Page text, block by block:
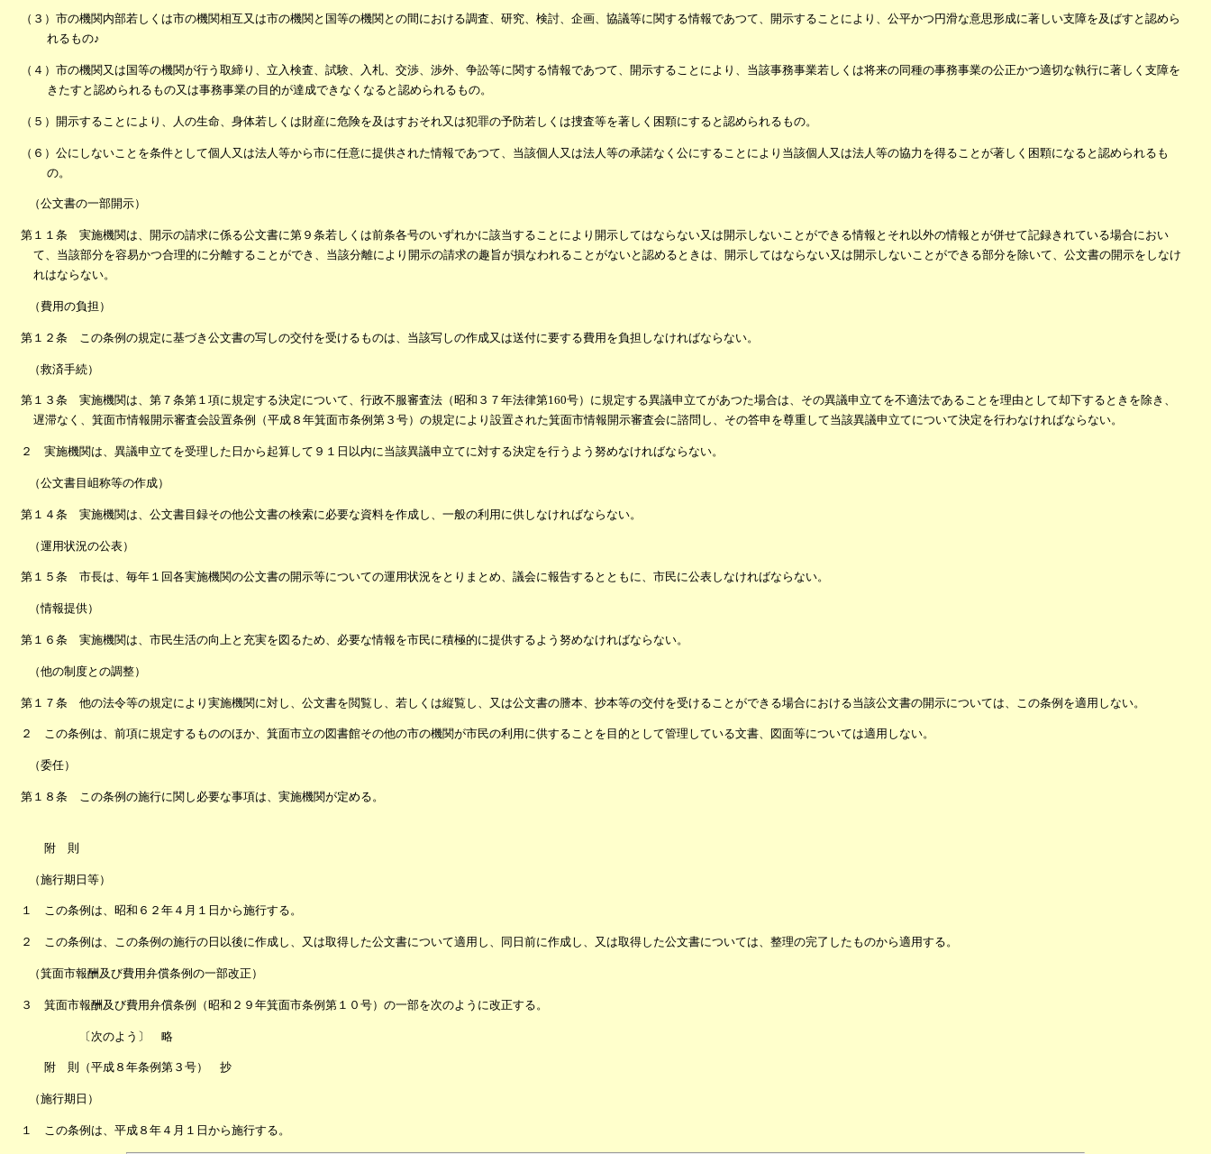
（３）市の機関内部若しくは市の機関相互又は市の機関と国等の機関との間における調査、研究、検討、企画、協議等に関する情報であつて、開示することにより、公平かつ円滑な意思形成に著しい支障を及ばすと認めら
れるもの♪
（４）市の機関又は国等の機関が行う取締り、立入検査、試験、入札、交渉、渉外、争訟等に関する情報であつて、開示することにより、当該事務事業若しくは将来の同種の事務事業の公正かつ適切な執行に著しく支障を
きたすと認められるもの又は事務事業の目的が達成できなくなると認められるもの。
（５）開示することにより、人の生命、身体若しくは財産に危険を及はすおそれ又は犯罪の予防若しくは捜査等を著しく困顆にすると認められるもの。
（６）公にしないことを条件として個人又は法人等から市に任意に提供された情報であつて、当該個人又は法人等の承諾なく公にすることにより当該個人又は法人等の協力を得ることが著しく困顆になると認められるも
の。
（公文書の一部開示）
第１１条 実施機関は、開示の請求に係る公文書に第９条若しくは前条各号のいずれかに該当することにより開示してはならない又は開示しないことができる情報とそれ以外の情報とが併せて記録きれている場合におい
て、当該部分を容易かつ合理的に分離することができ、当該分離により開示の請求の趣旨が損なわれることがないと認めるときは、開示してはならない又は開示しないことができる部分を除いて、公文書の開示をしなけ
れはならない。
（費用の負担）
第１２条 この条例の規定に基づき公文書の写しの交付を受けるものは、当該写しの作成又は送付に要する費用を負担しなければならない。
（救済手続）
第１３条 実施機関は、第７条第１項に規定する決定について、行政不服審査法（昭和３７年法律第160号）に規定する異議申立てがあつた場合は、その異議申立てを不適法であることを理由として却下するときを除き、
遅滞なく、箕面市情報開示審査会設置条例（平成８年箕面市条例第３号）の規定により設置された箕面市情報開示審査会に諮問し、その答申を尊重して当該異議申立てについて決定を行わなければならない。
２ 実施機関は、異議申立てを受理した日から起算して９１日以内に当該異議申立てに対する決定を行うよう努めなければならない。
（公文書目岨称等の作成）
第１４条 実施機関は、公文書目録その他公文書の検索に必要な資料を作成し、一般の利用に供しなければならない。
（運用状況の公表）
第１５条 市長は、毎年１回各実施機関の公文書の開示等についての運用状況をとりまとめ、議会に報告するとともに、市民に公表しなければならない。
（情報提供）
第１６条 実施機関は、市民生活の向上と充実を図るため、必要な情報を市民に積極的に提供するよう努めなければならない。
（他の制度との調整）
第１７条 他の法令等の規定により実施機関に対し、公文書を閲覧し、若しくは縦覧し、又は公文書の謄本、抄本等の交付を受けることができる場合における当該公文書の開示については、この条例を適用しない。
２ この条例は、前項に規定するもののほか、箕面市立の図書館その他の市の機関が市民の利用に供することを目的として管理している文書、図面等については適用しない。
（委任）
第１８条 この条例の施行に関し必要な事項は、実施機関が定める。
附 則
（施行期日等）
１ この条例は、昭和６２年４月１日から施行する。
２ この条例は、この条例の施行の日以後に作成し、又は取得した公文書について適用し、同日前に作成し、又は取得した公文書については、整理の完了したものから適用する。
（箕面市報酬及び費用弁償条例の一部改正）
３ 箕面市報酬及び費用弁償条例（昭和２９年箕面市条例第１０号）の一部を次のように改正する。
〔次のよう〕 略
附 則（平成８年条例第３号） 抄
（施行期日）
１ この条例は、平成８年４月１日から施行する。